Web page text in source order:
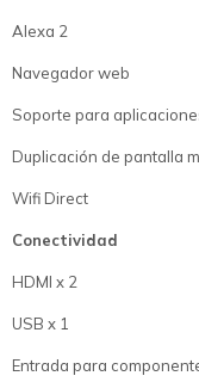
Alexa 2
Navegador web
Soporte para
Duplicación de pantalla
Wifi Direct
Conectividad
HDMI x 2
USB x 1
Entrada para